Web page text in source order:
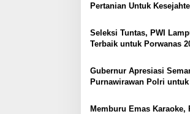
Pertanian Untuk
Seleksi Tuntas, PWI
Terbaik untuk Porwanas
Gubernur Apresiasi
Purnawirawan Polri
Memburu Emas Karaoke,